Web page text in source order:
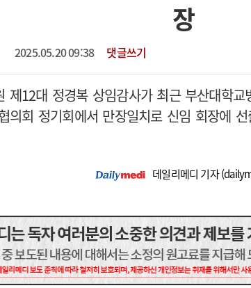
장
2025.05.20 09:38 댓글쓰기
제12대 정경복 상임감사가 최근 부산대학
의회 정기회에서 만장일치로 신임 회장에
데일리메디 기자 (